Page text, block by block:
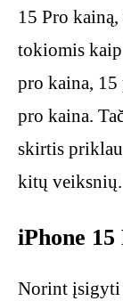
15 Pro
tokiomis
pro kaina, 15
pro kaina.
skirtis
kitų veiksnių.
iPhone
Norint įsigyti